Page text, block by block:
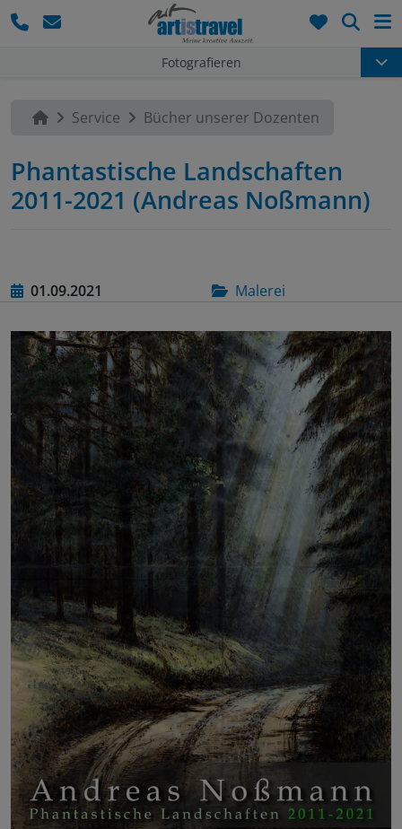
Fotografieren
Service Bücher unserer Dozenten
Phantastische Landschaften
2011-2021 (Andreas Noßmann)
01.09.2021 Malerei